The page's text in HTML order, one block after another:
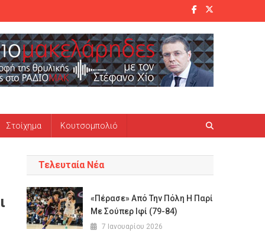
Στοίχημα Κουτσομπολιό
Τελευταία Νέα
«Πέρασε» Από Την Πόλη Η Παρί
Με Σούπερ Ιφί (79-84)
7 Ιανουαρίου 2026